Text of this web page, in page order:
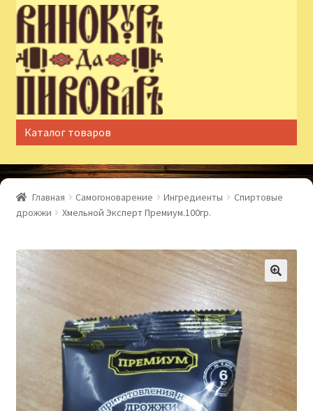
Перейти
навигации
Перейти
содержимому
Каталог товаров
Главная Самогоноварение Ингредиенты
Спиртовые
дрожжи
Хмельной Эксперт Премиум.100гр.